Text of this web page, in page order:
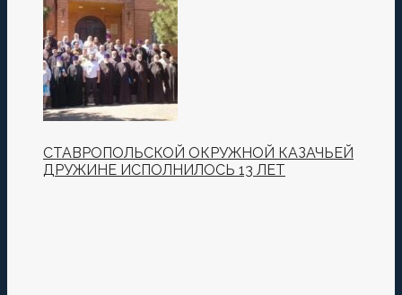
СТАВРОПОЛЬСКОЙ ОКРУЖНОЙ КАЗАЧЬЕЙ
ДРУЖИНЕ ИСПОЛНИЛОСЬ 13 ЛЕТ